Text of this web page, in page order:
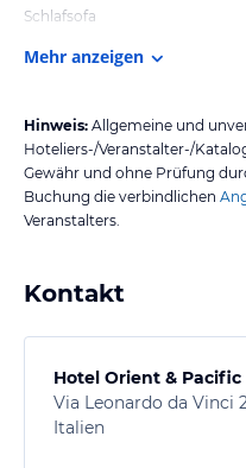
Schlafsofa
Mehr anzeigen
Hinweis: Allgemeine und
Hoteliers-/Veranstalter-/
Gewähr und ohne Prüfung
Buchung die verbindlichen
Veranstalters.
Kontakt
Hotel Orient & Pacific
Via Leonardo da Vinci
Italien